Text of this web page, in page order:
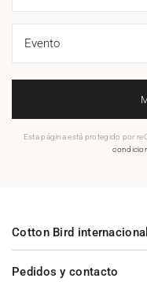
Esta página está protegido por
Pedidos y contacto
Cotton Bird internacional